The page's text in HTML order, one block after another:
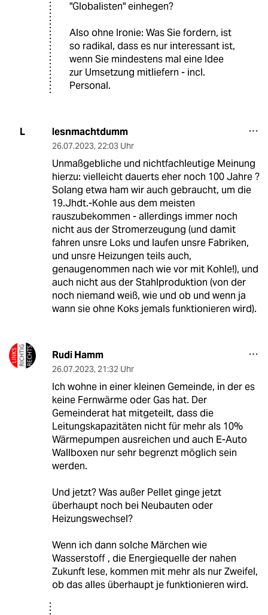
"Globalisten" einhegen?
Also ohne Ironie: Was Sie fordern, ist
so radikal, dass es nur interessant ist,
wenn Sie mindestens mal eine Idee
zur Umsetzung mitliefern - incl.
Personal.
L lesnmachtdumm
26.07.2023, 22:03 Uhr
Unmaßgebliche und nichtfachleutige Meinung
hierzu: vielleicht dauerts eher noch 100 Jahre ?
Solang etwa ham wir auch gebraucht, um die
19.Jhdt.-Kohle aus dem meisten
rauszubekommen - allerdings immer noch
nicht aus der Stromerzeugung (und damit
fahren unsre Loks und laufen unsre Fabriken,
und unsre Heizungen teils auch,
genaugenommen nach wie vor mit Kohle!), und
auch nicht aus der Stahlproduktion (von der
noch niemand weiß, wie und ob und wenn ja
wann sie ohne Koks jemals funktionieren wird).
Rudi Hamm
26.07.2023, 21:32 Uhr
Ich wohne in einer kleinen Gemeinde, in der es
keine Fernwärme oder Gas hat. Der
Gemeinderat hat mitgeteilt, dass die
Leitungskapazitäten nicht für mehr als 10%
Wärmepumpen ausreichen und auch E-Auto
Wallboxen nur sehr begrenzt möglich sein
werden.
Und jetzt? Was außer Pellet ginge jetzt
überhaupt noch bei Neubauten oder
Heizungswechsel?
Wenn ich dann solche Märchen wie
Wasserstoff , die Energiequelle der nahen
Zukunft lese, kommen mit mehr als nur Zweifel,
ob das alles überhaupt je funktionieren wird.